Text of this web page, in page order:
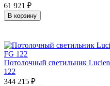
61 921 ₽
В корзину
Потолочный светильник
122
344 215 ₽